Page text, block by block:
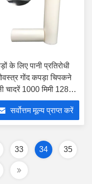
के लिए पानी प्रतिरोधी
गोंद कपड़ा चिपकने
चादरें 1000 मिमी 1280
OEM:
सर्वोत्तम मूल्य प्राप्त करें
33 34 35